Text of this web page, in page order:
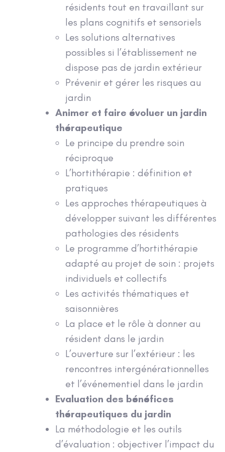
résidents tout en travaillant sur
les plans cognitifs et sensoriels
Les solutions alternatives
possibles si l’établissement ne
dispose pas de jardin extérieur
Prévenir et gérer les risques au
jardin
Animer et faire évoluer un jardin
thérapeutique
Le principe du prendre soin
réciproque
L’hortithérapie : définition et
pratiques
Les approches thérapeutiques à
développer suivant les différentes
pathologies des résidents
Le programme d’hortithérapie
adapté au projet de soin : projets
individuels et collectifs
Les activités thématiques et
saisonnières
La place et le rôle à donner au
résident dans le jardin
L’ouverture sur l’extérieur : les
rencontres intergénérationnelles
et l’événementiel dans le jardin
Evaluation des bénéfices
thérapeutiques du jardin
La méthodologie et les outils
d’évaluation : objectiver l’impact du